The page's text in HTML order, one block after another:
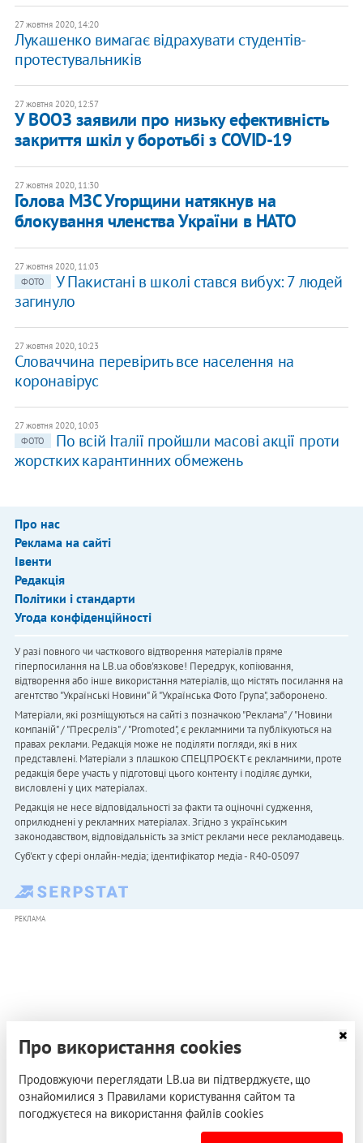
27 жовтня 2020, 14:20
Лукашенко вимагає відрахувати студентів-
протестувальників
27 жовтня 2020, 12:57
У ВООЗ заявили про низьку ефективність
закриття шкіл у боротьбі з COVID-19
27 жовтня 2020, 11:30
Голова МЗС Угорщини натякнув на
блокування членства України в НАТО
27 жовтня 2020, 11:03
ФОТО
У Пакистані в школі стався вибух: 7 людей
загинуло
27 жовтня 2020, 10:23
Словаччина перевірить все населення на
коронавірус
27 жовтня 2020, 10:03
ФОТО
По всій Італії пройшли масові акції проти
жорстких карантинних обмежень
Про нас
Реклама на сайті
Івенти
Редакція
Політики і стандарти
Угода конфіденційності
У разі повного чи часткового відтворення матеріалів пряме
гіперпосилання на LB.ua обов'язкове! Передрук, копіювання,
відтворення або інше використання матеріалів, що містять посилання на
агентство "Українськi Новини" й "Українська Фото Група", заборонено.
Матеріали, які розміщуються на сайті з позначкою "Реклама" / "Новини
компаній" / "Пресреліз" / "Promoted", є рекламними та публікуються на
правах реклами. Редакція може не поділяти погляди, які в них
представлені. Матеріали з плашкою СПЕЦПРОЄКТ є рекламними, проте
редакція бере участь у підготовці цього контенту і поділяє думки,
висловлені у цих матеріалах.
Редакція не несе відповідальності за факти та оціночні судження,
оприлюднені у рекламних матеріалах. Згідно з українським
законодавством, відповідальність за зміст реклами несе рекламодавець.
Cуб'єкт у сфері онлайн-медіа; ідентифікатор медіа - R40-05097
РЕКЛАМА
Про використання cookies
Продовжуючи переглядати LB.ua ви підтверджуєте, що
ознайомилися з Правилами користування сайтом та
погоджуєтеся на використання файлів cookies